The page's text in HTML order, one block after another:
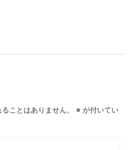
ことはありません。 ※ が付いてい